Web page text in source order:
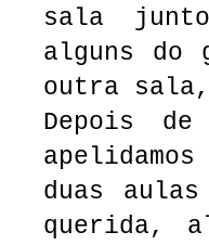
sala
alguns do
outra sala,
Depois
duas
querida,